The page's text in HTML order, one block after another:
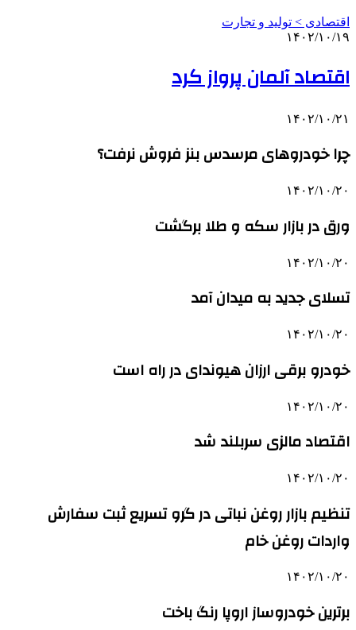
اقتصادی > تولید و تجارت
۱۴۰۲/۱۰/۱۹
اقتصاد آلمان پرواز کرد
۱۴۰۲/۱۰/۲۱
چرا خودروهای مرسدس بنز فروش نرفت؟
۱۴۰۲/۱۰/۲۰
ورق در بازار سکه و طلا برگشت
۱۴۰۲/۱۰/۲۰
تسلای جدید به میدان آمد
۱۴۰۲/۱۰/۲۰
خودرو برقی ارزان هیوندای در راه است
۱۴۰۲/۱۰/۲۰
اقتصاد مالزی سربلند شد
۱۴۰۲/۱۰/۲۰
تنظیم بازار روغن نباتی در گرو تسریع ثبت سفارش
واردات روغن خام
۱۴۰۲/۱۰/۲۰
برترین خودروساز اروپا رنگ باخت